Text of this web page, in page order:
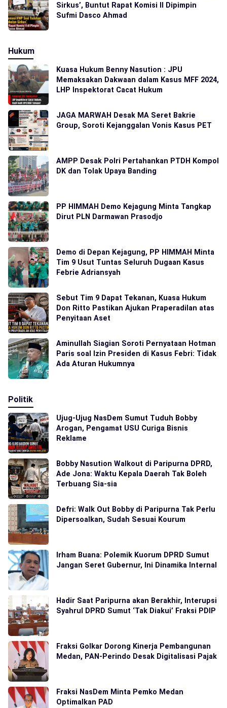
Sirkus’, Buntut Rapat Komisi II Dipimpin
Sufmi Dasco Ahmad
Hukum
Kuasa Hukum Benny Nasution : JPU
Memaksakan Dakwaan dalam Kasus MFF 2024,
LHP Inspektorat Cacat Hukum
JAGA MARWAH Desak MA Seret Bakrie
Group, Soroti Kejanggalan Vonis Kasus PET
AMPP Desak Polri Pertahankan PTDH Kompol
DK dan Tolak Upaya Banding
PP HIMMAH Demo Kejagung Minta Tangkap
Dirut PLN Darmawan Prasodjo
Demo di Depan Kejagung, PP HIMMAH Minta
Tim 9 Usut Tuntas Seluruh Dugaan Kasus
Febrie Adriansyah
Sebut Tim 9 Dapat Tekanan, Kuasa Hukum
Don Ritto Pastikan Ajukan Praperadilan atas
Penyitaan Aset
Aminullah Siagian Soroti Pernyataan Hotman
Paris soal Izin Presiden di Kasus Febri: Tidak
Ada Aturan Hukumnya
Politik
Ujug-Ujug NasDem Sumut Tuduh Bobby
Arogan, Pengamat USU Curiga Bisnis
Reklame
Bobby Nasution Walkout di Paripurna DPRD,
Ade Jona: Waktu Kepala Daerah Tak Boleh
Terbuang Sia-sia
Defri: Walk Out Bobby di Paripurna Tak Perlu
Dipersoalkan, Sudah Sesuai Kourum
Irham Buana: Polemik Kuorum DPRD Sumut
Jangan Seret Gubernur, Ini Dinamika Internal
Hadir Saat Paripurna akan Berakhir, Interupsi
Syahrul DPRD Sumut ‘Tak Diakui’ Fraksi PDIP
Fraksi Golkar Dorong Kinerja Pembangunan
Medan, PAN-Perindo Desak Digitalisasi Pajak
Fraksi NasDem Minta Pemko Medan
Optimalkan PAD